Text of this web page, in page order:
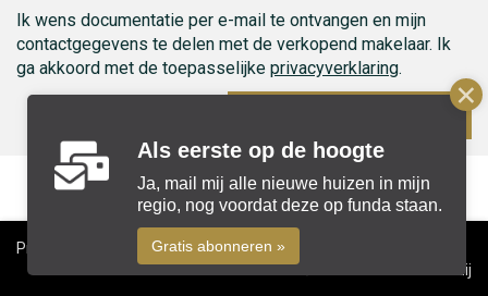
Ik wens documentatie per e-mail te ontvangen en mijn
contactgegevens te delen met de verkopend makelaar. Ik
ga akkoord met de toepasselijke privacyverklaring.
Privacyverklaring CookiebeleidDisclaimer
© 2026 Beks Makelaardij
Als eerste op de hoogte
Ja, mail mij alle nieuwe huizen in mijn
regio, nog voordat deze op funda staan.
Gratis abonneren »